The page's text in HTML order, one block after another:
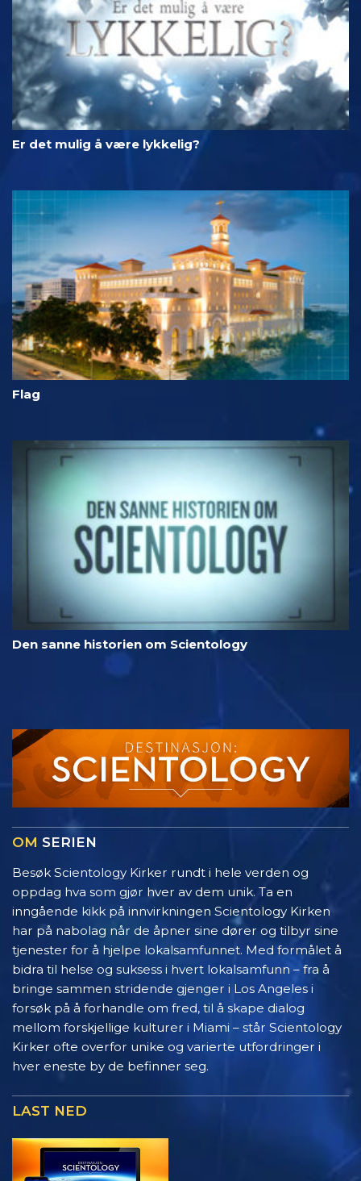
Er det mulig å være lykkelig?
Flag
Den sanne historien om Scientology
OM SERIEN
Besøk Scientology Kirker rundt i hele verden og
oppdag hva som gjør hver av dem unik. Ta en
inngående kikk på innvirkningen Scientology Kirken
har på nabolag når de åpner sine dører og tilbyr sine
tjenester for å hjelpe lokalsamfunnet. Med formålet å
bidra til helse og suksess i hvert lokalsamfunn – fra å
bringe sammen stridende gjenger i Los Angeles i
forsøk på å forhandle om fred, til å skape dialog
mellom forskjellige kulturer i Miami – står Scientology
Kirker ofte overfor unike og varierte utfordringer i
hver eneste by de befinner seg.
LAST NED